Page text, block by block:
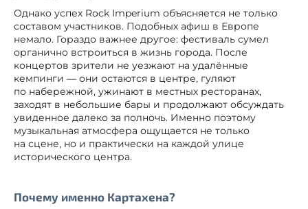
Однако успех Rock Imperium объясняется не только
составом участников. Подобных афиш в Европе
немало. Гораздо важнее другое: фестиваль сумел
органично встроиться в жизнь города. После
концертов зрители не уезжают на удалённые
кемпинги — они остаются в центре, гуляют
по набережной, ужинают в местных ресторанах,
заходят в небольшие бары и продолжают обсуждать
увиденное далеко за полночь. Именно поэтому
музыкальная атмосфера ощущается не только
на сцене, но и практически на каждой улице
исторического центра.
Почему именно Картахена?